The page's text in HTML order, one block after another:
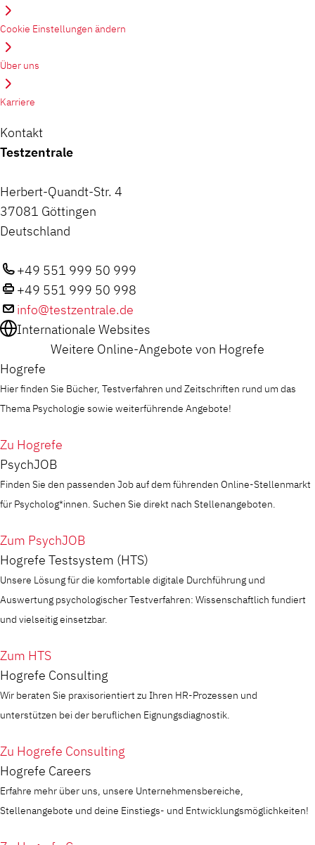
Cookie Einstellungen ändern
Über uns
Karriere
Kontakt
Testzentrale
Herbert-Quandt-Str. 4
37081 Göttingen
Deutschland
+49 551 999 50 999
+49 551 999 50 998
info@testzentrale.de
Internationale Websites
Weitere Online-Angebote von Hogrefe
Hogrefe
Hier finden Sie Bücher, Testverfahren und Zeitschriften rund um das
Thema Psychologie sowie weiterführende Angebote!
Zu Hogrefe
PsychJOB
Finden Sie den passenden Job auf dem führenden Online-Stellenmarkt
für Psycholog*innen. Suchen Sie direkt nach Stellenangeboten.
Zum PsychJOB
Hogrefe Testsystem (HTS)
Unsere Lösung für die komfortable digitale Durchführung und
Auswertung psychologischer Testverfahren: Wissenschaftlich fundiert
und vielseitig einsetzbar.
Zum HTS
Hogrefe Consulting
Wir beraten Sie praxisorientiert zu Ihren HR-Prozessen und
unterstützen bei der beruflichen Eignungsdiagnostik.
Zu Hogrefe Consulting
Hogrefe Careers
Erfahre mehr über uns, unsere Unternehmensbereiche,
Stellenangebote und deine Einstiegs- und Entwicklungsmöglichkeiten!